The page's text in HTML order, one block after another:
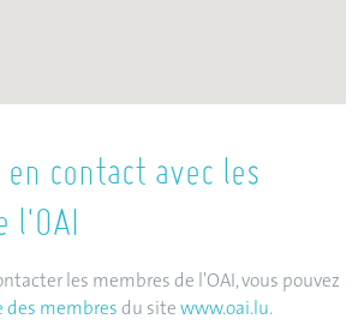
contact avec les
l'OAI
les membres de l'OAI, vous pouvez
des membres du site www.oai.lu.